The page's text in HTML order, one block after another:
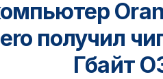
получил
Гбайт